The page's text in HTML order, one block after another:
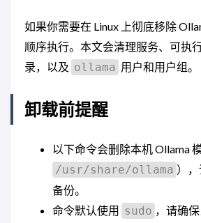
如果你需要在 Linux 上彻底移除
顺序执行。本文会清理服务、可执
录，以及 ollama 用户和用户组。
卸载前提醒
以下命令会删除本机 Ollama
/usr/share/ollama ）
备份。
命令默认使用 sudo ，请确